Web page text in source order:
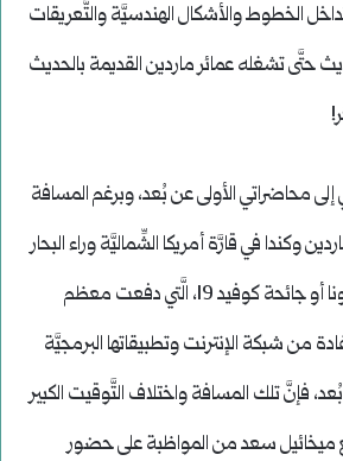
الخطوط والأشكال الهندسيَّة والتَّعريقات
حتَّى تشغله عمائر ماردين القديمة بالحديث
محاضراتي الأولى عن بُعد، وبرغم المسافة
وكندا في قارَّة أمريكا الشِّماليَّة وراء البحار
والمحيطات بسبب الكورونا أو جائحة كوفيد 19، الَّتي دفعت معظم
من شبكة الإنترنت وتطبيقاتها البرمجيَّة
فإنَّ تلك المسافة واختلاف التَّوقيت الكبير
ميخائيل سعد من المواظبة على حضور